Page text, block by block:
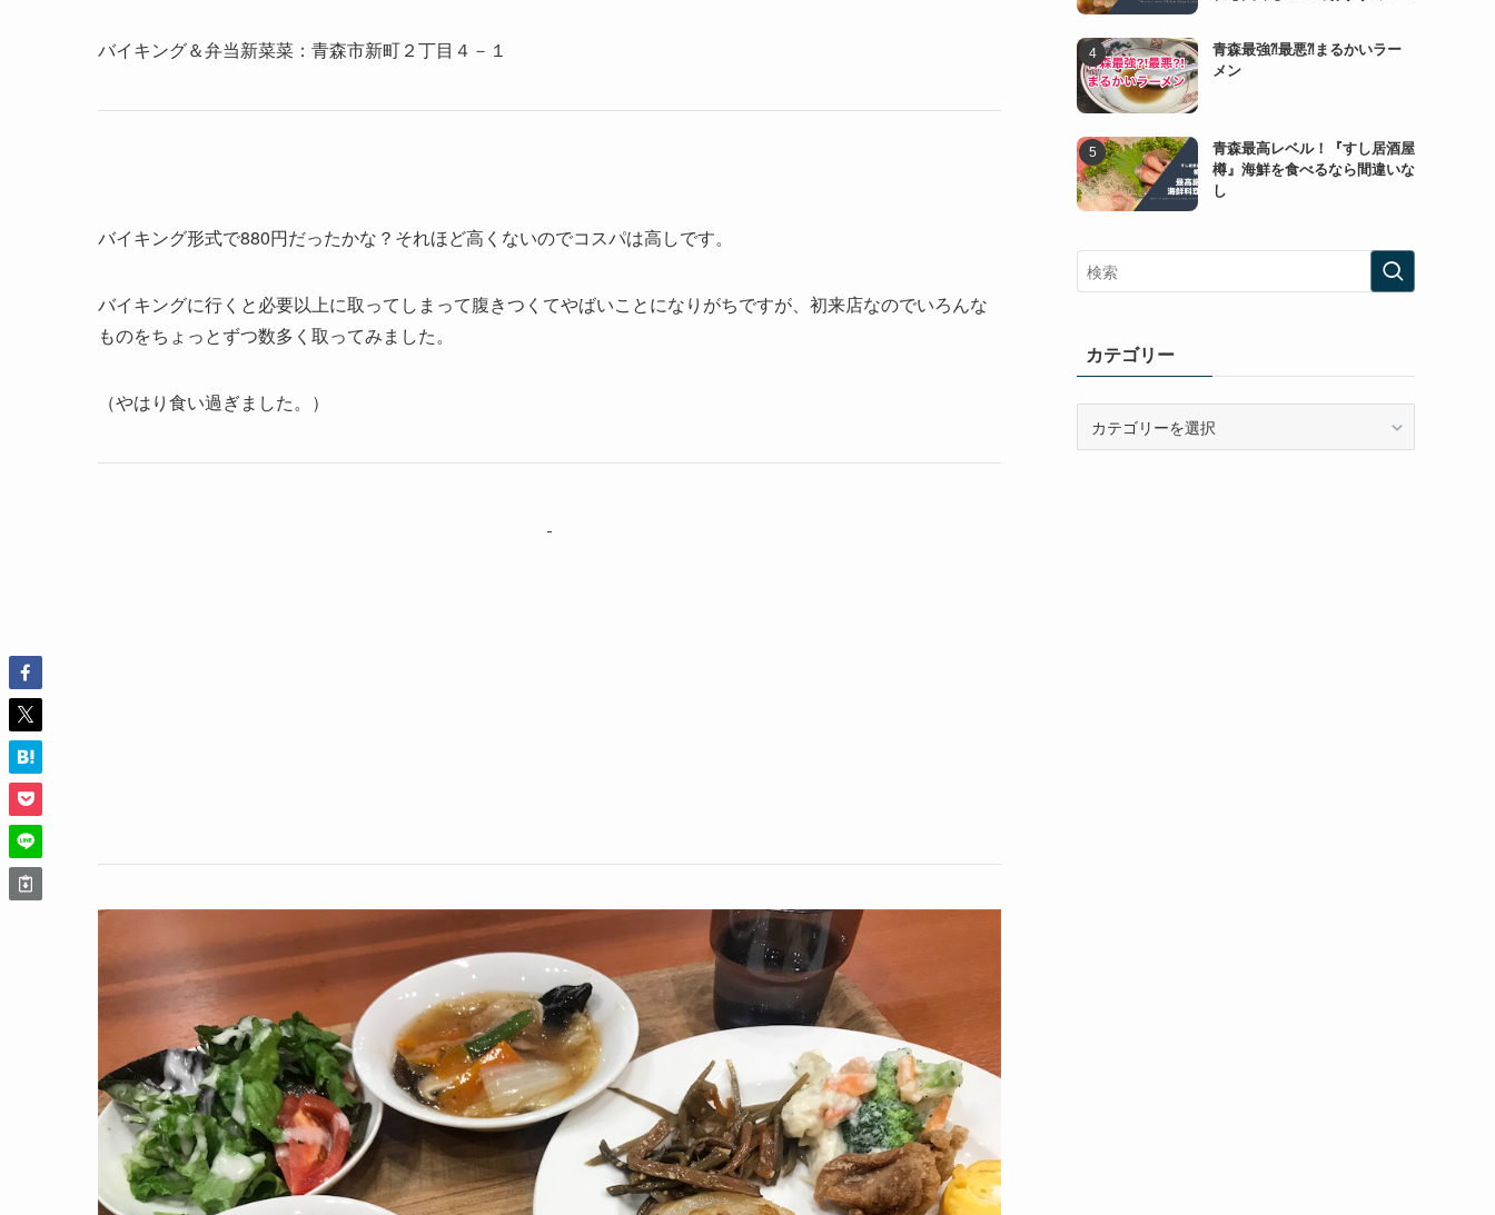
バイキング＆弁当新菜菜：青森市新町２丁目４－１
バイキング形式で880円だったかな？それほど高くないのでコスパは高しです。
バイキングに行くと必要以上に取ってしまって腹きつくてやばいことになりがちですが、初来店なのでいろんな
ものをちょっとずつ数多く取ってみました。
（やはり食い過ぎました。）
青森最強⁈最悪⁈まるかいラー
メン
青森最高レベル！『すし居酒屋
樽』海鮮を食べるなら間違いな
し
カテゴリー